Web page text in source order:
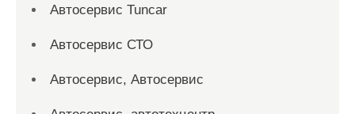
Автосервис Tuncar
Автосервис СТО
Автосервис, Автосервис